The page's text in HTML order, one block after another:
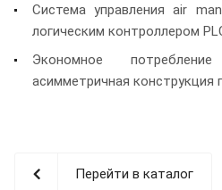
Система управления air
логическим контроллером
Экономное
асимметричная конструкция
Перейти в каталог